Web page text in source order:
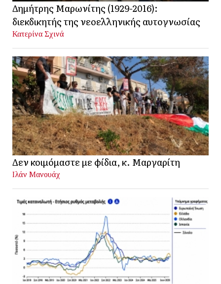
Δημήτρης Μαρωνίτης (1929-2016):
διεκδικητής της νεοελληνικής αυτογνωσίας
Κατερίνα Σχινά
Δεν κοιμόμαστε με φίδια, κ. Μαργαρίτη
Ιλάν Μανουάχ